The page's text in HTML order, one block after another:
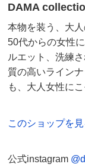
2025/06/08
グレイッシュネ
愛媛県 60代以
値段の割に生地
DAMA
本物を装う、大
50代からの女性
ルエット、洗練
質の高いライン
も、大人女性に
このショップを見
公式instagram